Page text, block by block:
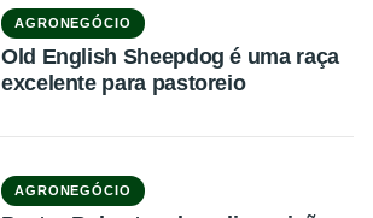
AGRONEGÓCIO
Old English Sheepdog é uma raça
excelente para pastoreio
AGRONEGÓCIO